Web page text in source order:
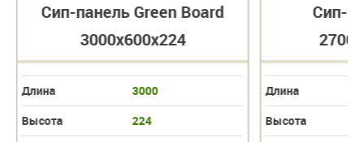
Сип-панель Green Board
3000x600x224
Длина
3000
Высота
224
Сип-
Длина
Высота